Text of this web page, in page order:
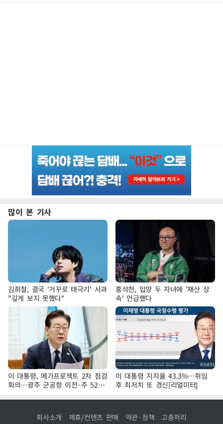
많이 본 기사
김희철, 결국 '거꾸로 태극기' 사과
"깊게 보지 못했다"
홍석천, 입양 두 자녀에 '재산 상
속' 언급했다
이 대통령, 메가프로젝트 2차 점검
회의…광주 군공항 이전·주 52시
간 예외 등 논의
이 대통령 지지율 43.3%…취임
후 최저치 또 경신[리얼미터]
회사소개 제휴/컨텐츠 판매 약관·정책 고충처리